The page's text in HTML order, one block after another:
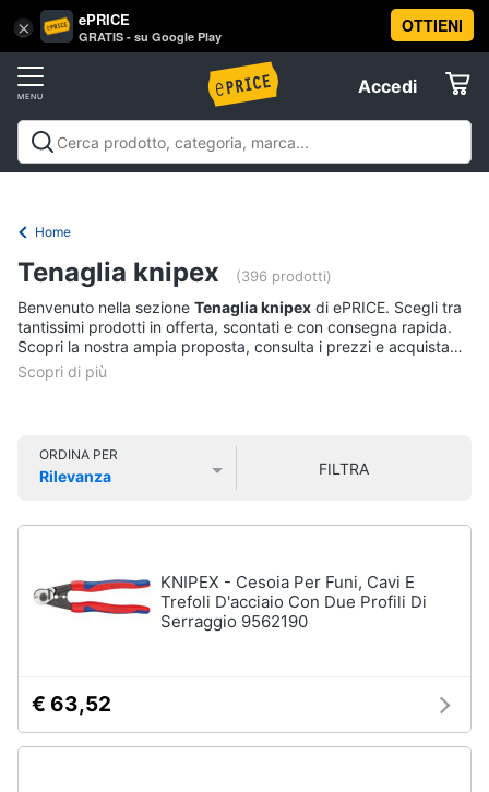
× ePRICE
GRATIS - su Google Play
OTTIENI
Accedi
Accedi
Registrati
Offerte
Informatica
Telefonia
Tv
Cinema
home
Videogiochi
Clima
Vai
al
Home
Tenaglia knipex (396 prodotti)
Benvenuto nella sezione Tenaglia knipex di ePRICE. Scegli tra
tantissimi prodotti in offerta, scontati e con consegna rapida.
Scopri la nostra ampia proposta, consulta i prezzi e acquista
comodamente online.
ORDINA PER
Rilevanza
FILTRA
KNIPEX - Cesoia Per Funi, Cavi E
Trefoli D'acciaio Con Due Profili Di
Serraggio 9562190
€ 63,52